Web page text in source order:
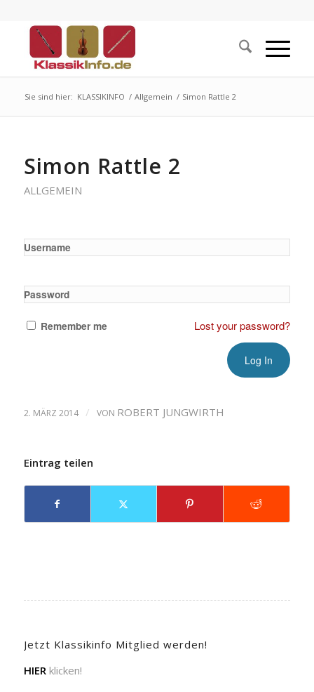
Sie sind hier: KLASSIKINFO / Allgemein / Simon Rattle 2
Simon Rattle 2
ALLGEMEIN
Username
Password
Remember me Lost your password?
2. MÄRZ 2014 / VON ROBERT JUNGWIRTH
Eintrag teilen
Jetzt Klassikinfo Mitglied werden!
HIER klicken!